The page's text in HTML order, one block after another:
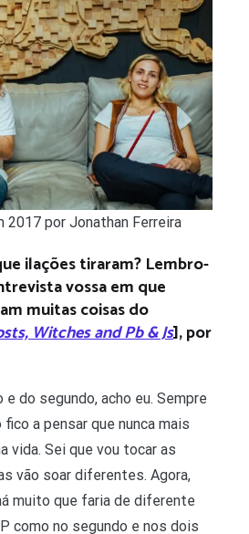
2017 por Jonathan Ferreira
ilações tiraram? Lembro-
vossa em que
muitas coisas do
Witches and Pb & Js], por
e do segundo, acho eu. Sempre
a pensar que nunca mais
vida. Sei que vou tocar as
vão soar diferentes. Agora,
muito que faria de diferente
como no segundo e nos dois